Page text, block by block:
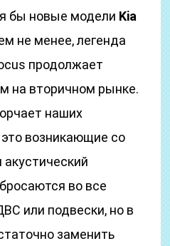
бы новые модели Kia
не менее, легенда
продолжает
на вторичном рынке.
наших
возникающие со
во все
или подвески, но в
заменить